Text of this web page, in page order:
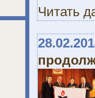
Читать